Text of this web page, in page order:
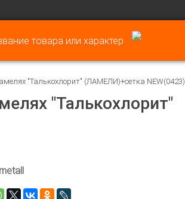
"Талькохлорит" (ЛАМЕЛИ)+сетка NEW(0423)
"Талькохлорит"